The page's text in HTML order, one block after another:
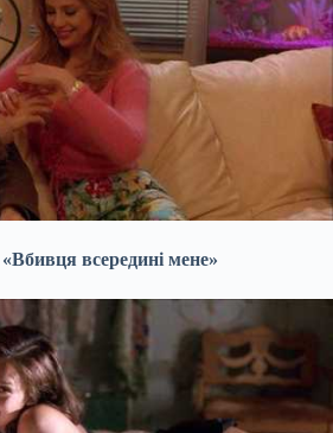
всередині мене»